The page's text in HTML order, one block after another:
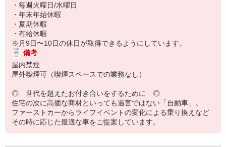
・毎週火曜日/水曜日
・年末年始休暇
・夏期休暇
・有給休暇
※月9日〜10日の休日が取得できるようにしています。
備考
屋内禁煙
屋外喫煙可（喫煙スペースでの業務なし）
◎ 世代を超えたお付き合いをするために ◎
住宅の次に高価な商材といっても過言ではない「自動車」。
ファーストカーからライフイベントの変化による乗り換えなど
その時に応じた最適な車をご提案しています。